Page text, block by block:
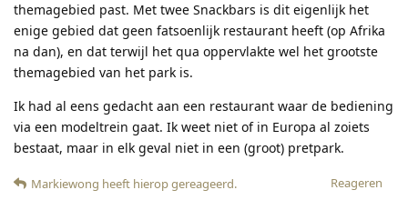
themagebied past. Met twee Snackbars is dit eigenlijk het
enige gebied dat geen fatsoenlijk restaurant heeft (op Afrika
na dan), en dat terwijl het qua oppervlakte wel het grootste
themagebied van het park is.
Ik had al eens gedacht aan een restaurant waar de bediening
via een modeltrein gaat. Ik weet niet of in Europa al zoiets
bestaat, maar in elk geval niet in een (groot) pretpark.
Reageren
Markiewong heeft hierop gereageerd.